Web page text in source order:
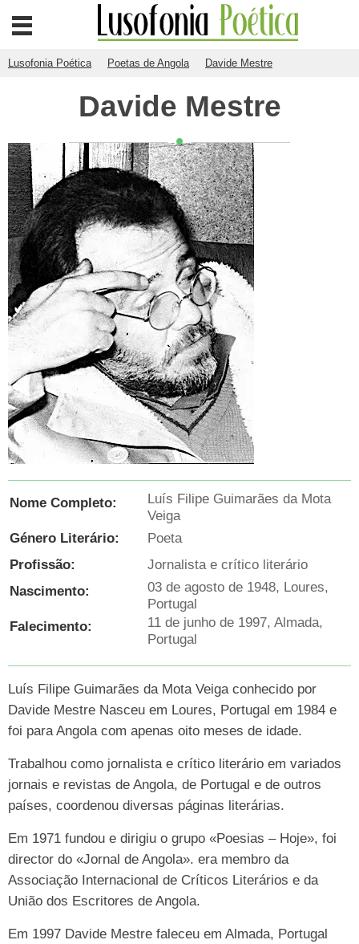
Lusofonia Poética Poetas de Angola Davide Mestre
Davide Mestre
Nome Completo:
Luís Filipe Guimarães da Mota
Veiga
Género Literário:
Poeta
Profissão:
Jornalista e crítico literário
Nascimento:
03 de agosto de 1948, Loures,
Portugal
Falecimento:
11 de junho de 1997, Almada,
Portugal
Luís Filipe Guimarães da Mota Veiga conhecido por
Davide Mestre Nasceu em Loures, Portugal em 1984 e
foi para Angola com apenas oito meses de idade.
Trabalhou como jornalista e crítico literário em variados
jornais e revistas de Angola, de Portugal e de outros
países, coordenou diversas páginas literárias.
Em 1971 fundou e dirigiu o grupo «Poesias – Hoje», foi
director do «Jornal de Angola». era membro da
Associação Internacional de Críticos Literários e da
União dos Escritores de Angola.
Em 1997 Davide Mestre faleceu em Almada, Portugal